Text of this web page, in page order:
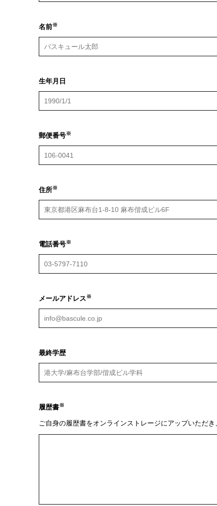
名前※
生年月日
郵便番号※
住所※
電話番号※
メールアドレス※
最終学歴
履歴書※
ご自身の履歴書をオンラインストレージにアップいただ